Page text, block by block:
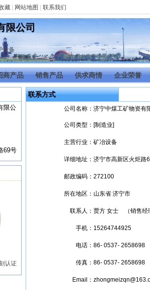
藏 网站地图 联系我们
限公司
设备
商产品 销售产品 供求商情 企业荣誉
限公
69号
认证
联系方式
公司名称： 济宁中煤工矿物资有
公司类型： [制造业]
主营行业： 矿冶设备
详细地址： 济宁市高新区火炬路
邮政编码： 272100
所在地区： 山东省 济宁市
联系人： 贾方 女士 （销售经
手机： 15264744925
电话： 86- 0537- 2658698
传真： 86- 0537- 2658698
Email：